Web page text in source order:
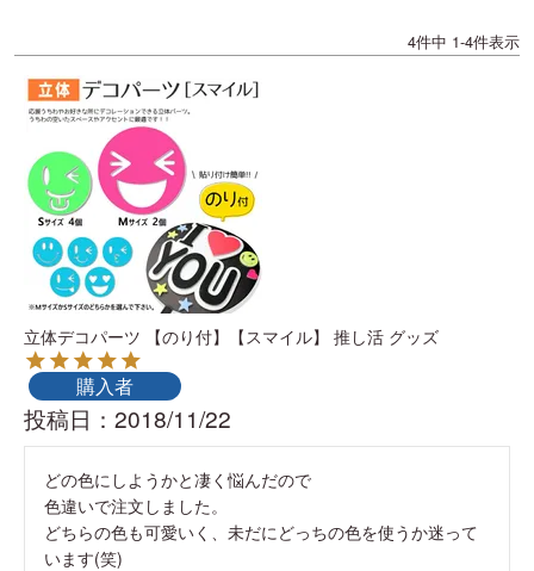
4件中 1-4件表示
立体デコパーツ 【のり付】【スマイル】 推し活 グッズ
購入者
投稿日 2018/11/22
どの色にしようかと凄く悩んだので
色違いで注文しました。
どちらの色も可愛いく、未だにどっちの色を使うか迷って
います(笑)